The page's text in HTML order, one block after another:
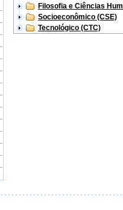
Filosofia e Ciências
Socioeconômico (CSE)
Tecnológico (CTC)